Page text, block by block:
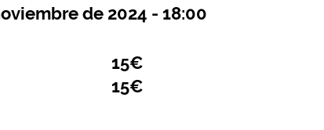
de 2024 - 18:00
15€
15€